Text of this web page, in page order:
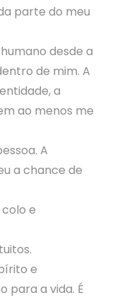
parte do meu
desde a
de mim. A
a
ao menos me
A
a chance de
e
e
para a vida. É